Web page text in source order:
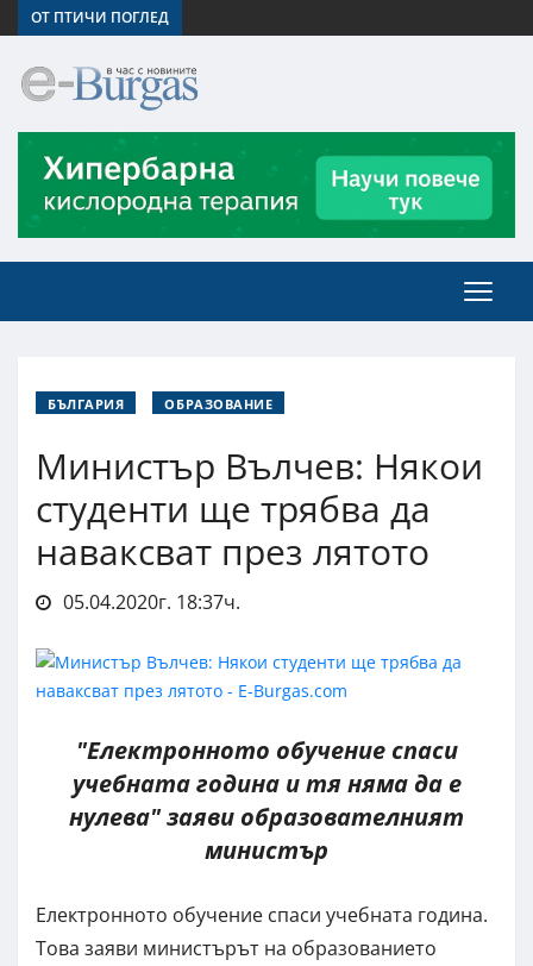
ОТ ПТИЧИ ПОГЛЕД
БЪЛГАРИЯ ОБРАЗОВАНИЕ
Министър Вълчев: Някои
студенти ще трябва да
наваксват през лятото
05.04.2020г. 18:37ч.
"Електронното обучение спаси
учебната година и тя няма да е
нулева" заяви образователният
министър
Електронното обучение спаси учебната година.
Това заяви министърът на образованието